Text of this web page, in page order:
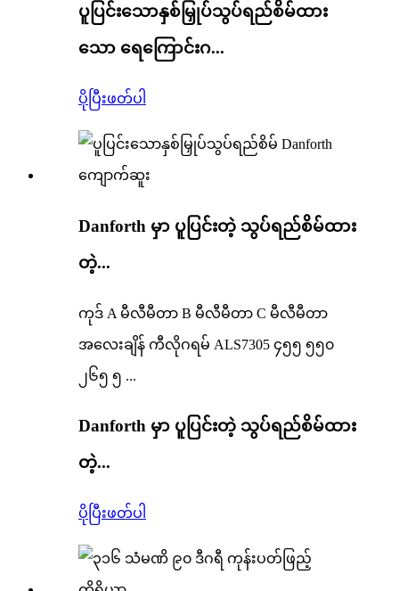
ပူပြင်းသောနှစ်မြှုပ်သွပ်ရည်စိမ်ထား
သော ရေကြောင်းဂ...
ပိုပြီးဖတ်ပါ
Danforth မှာ ပူပြင်းတဲ့ သွပ်ရည်စိမ်ထား
တဲ့...
ကုဒ် A မီလီမီတာ B မီလီမီတာ C မီလီမီတာ
အလေးချိန် ကီလိုဂရမ် ALS7305 ၄၅၅ ၅၅၀
၂၆၅ ၅ ...
Danforth မှာ ပူပြင်းတဲ့ သွပ်ရည်စိမ်ထား
တဲ့...
ပိုပြီးဖတ်ပါ